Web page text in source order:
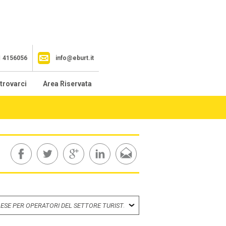
4156056 info@eburt.it
trovarci Area Riservata